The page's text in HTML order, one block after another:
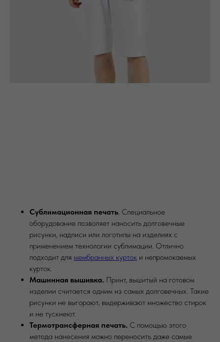
Сублимационная печать . Специальное
оборудование позволяет наносить долговечные
рисунки, надписи или логотипы на изделиях с
применением технологии сублимации. Отлично
подходит для мембранных курток и непромокаемых
курток.
Машинная вышивка. Принт, вышитый на готовом
изделии считается одним из самых долговечных. Такие
рисунки не выгорают, выдерживают множество стирок
и не тускнеют.
Термотрансферная печать. С помощью этого
метода нанесения можно переносить даже самые